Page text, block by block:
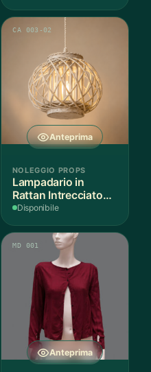
Anteprima
CA 003-02
NOLEGGIO PROPS
Lampadario in
Rattan Intrecciato
Bianco
Disponibile
Anteprima
MD 001